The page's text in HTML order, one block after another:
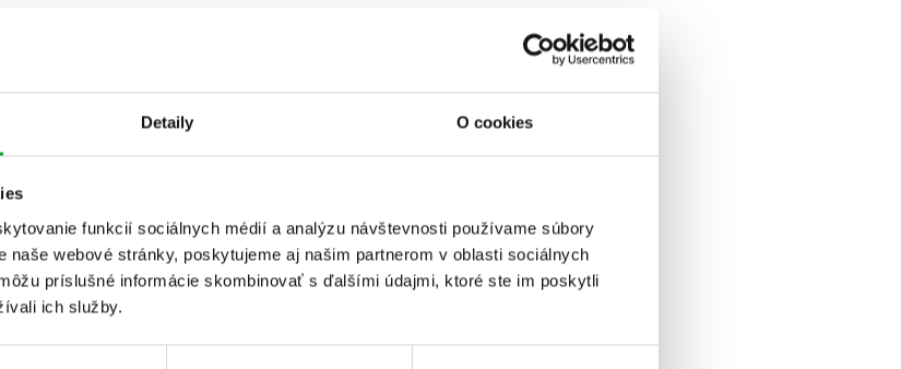
Detaily O cookies
funkcií sociálnych médií a analýzu návštevnosti používame súbory
naše webové stránky, poskytujeme aj našim partnerom v oblasti sociálnych
príslušné informácie skombinovať s ďalšími údajmi, ktoré ste im poskytli
ich služby.